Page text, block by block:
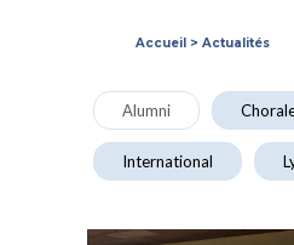
Accueil > Actualités
Alumni
International